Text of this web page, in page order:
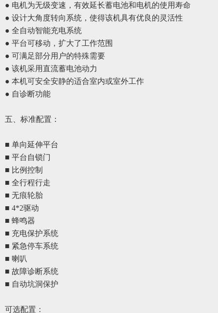
● 电机为无级变速，有效延长蓄电池和电机的使用寿命
● 设计大角度转向系统，使得该机具有优良的灵活性
● 全自动智能充电系统
● 平台可移动，扩大了工作范围
● 可满足部分用户的特殊需要
● 该机采用直流蓄电池动力
● 本机可安全安静的适合室内或室外工作
● 自诊断功能
五、 标准配置 ：
■ 单向延伸平台
■ 平台自锁门
■ 比例控制
■ 全行程行走
■ 无痕轮胎
■ 4*2驱动
■ 蜂鸣器
■ 充电保护系统
■ 紧急停车系统
■ 喇叭
■ 故障诊断系统
■ 自动坑洞保护
可选配置 ：